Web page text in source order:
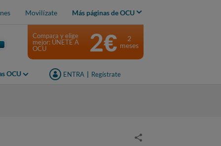
Movilízate Más páginas de OCU
OCU ENTRA Regístrate
Compara y elige
mejor: ÚNETE A
OCU
2€
2
meses